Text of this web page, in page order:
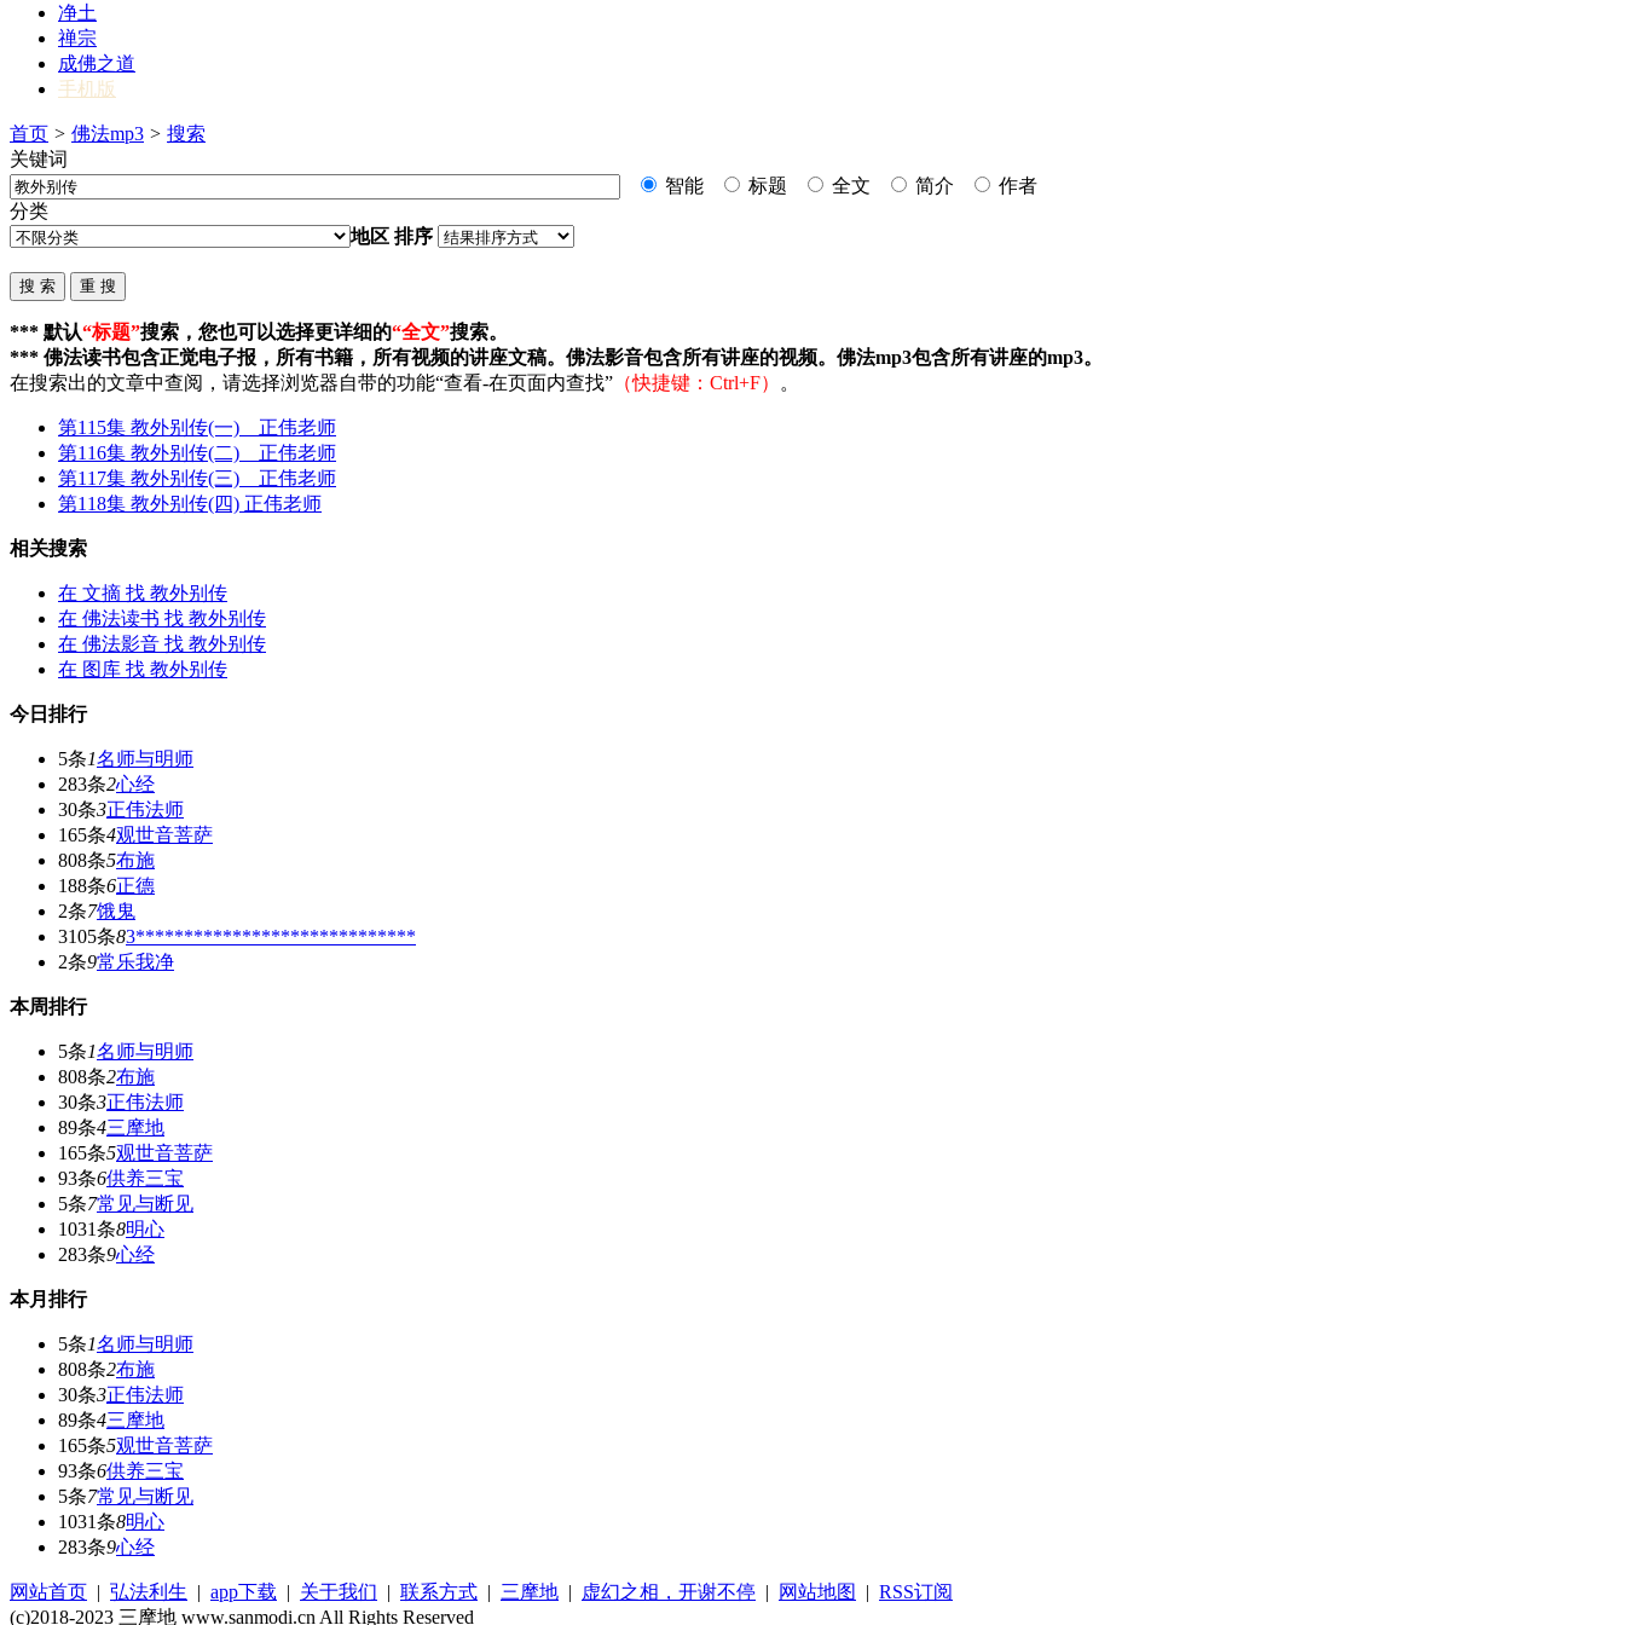
净土
禅宗
成佛之道
手机版
首页 > 佛法mp3 > 搜索
关键词
智能
标题 全文 简介
作者
分类
地区 排序
*** 默认“标题”搜索，您也可以选择更详细的“全文”搜索。
*** 佛法读书包含正觉电子报，所有书籍，所有视频的讲座文稿。佛法影音包含所有讲座的视频。佛法mp3包含所有讲座的mp3。
在搜索出的文章中查阅，请选择浏览器自带的功能“查看-在页面内查找” （快捷键：Ctrl+F） 。
第115集 教外别传(一) 正伟老师
第116集 教外别传(二) 正伟老师
第117集 教外别传(三) 正伟老师
第118集 教外别传(四) 正伟老师
相关搜索
在 文摘 找 教外别传
在 佛法读书 找 教外别传
在 佛法影音 找 教外别传
在 图库 找 教外别传
今日排行
5条1名师与明师
283条2心经
30条3正伟法师
165条4观世音菩萨
808条5布施
188条6正德
2条7饿鬼
3105条83*****************************
2条9常乐我净
本周排行
5条1名师与明师
808条2布施
30条3正伟法师
89条4三摩地
165条5观世音菩萨
93条6供养三宝
5条7常见与断见
1031条8明心
283条9心经
本月排行
5条1名师与明师
808条2布施
30条3正伟法师
89条4三摩地
165条5观世音菩萨
93条6供养三宝
5条7常见与断见
1031条8明心
283条9心经
网站首页 | 弘法利生 | app下载 | 关于我们 | 联系方式 | 三摩地 | 虚幻之相，开谢不停 | 网站地图 | RSS订阅
(c)2018-2023 三摩地 www.sanmodi.cn All Rights Reserved